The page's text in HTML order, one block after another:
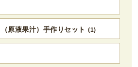
原液果汁）手作りセット (1)